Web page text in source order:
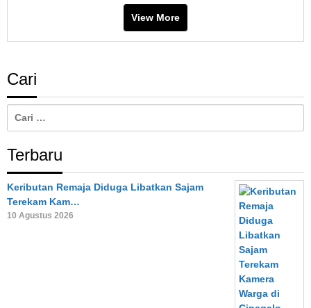
View More
Cari
Terbaru
Keributan Remaja Diduga Libatkan Sajam
Terekam Kam…
10 Agustus 2026